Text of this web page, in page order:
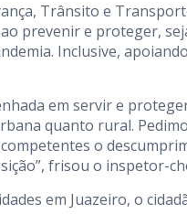
Trânsito e
prevenir e proteger,
Inclusive,
em servir e
quanto rural.
o
frisou o inspetor-
em Juazeiro, o